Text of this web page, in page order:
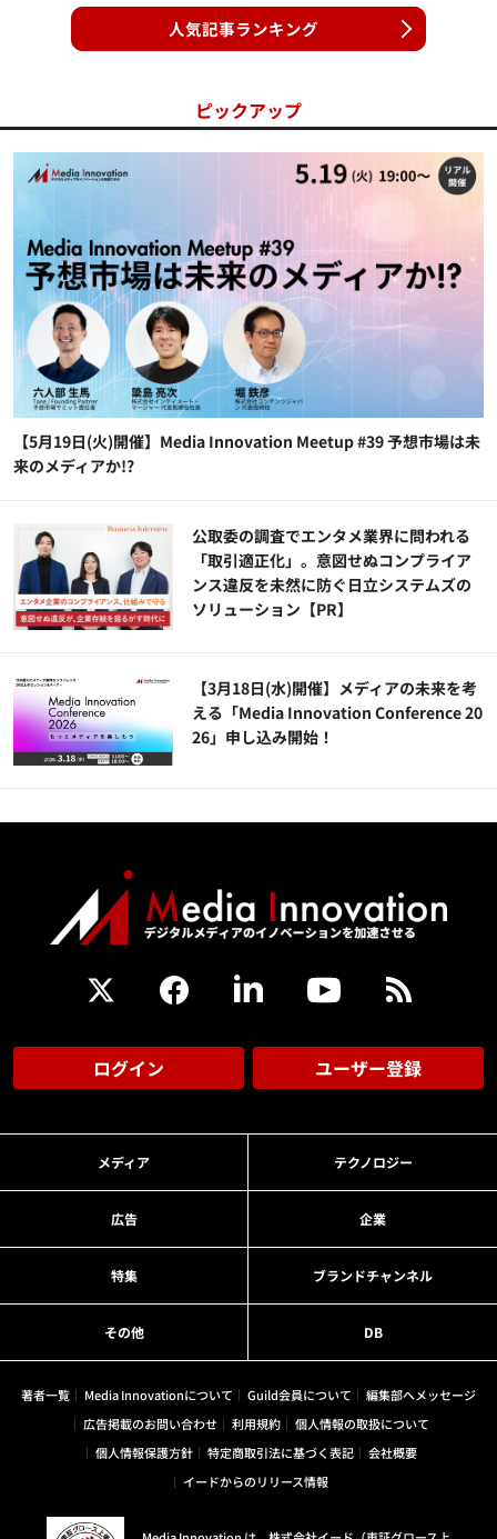
人気記事ランキング
ピックアップ
【5月19日(火)開催】Media Innovation Meetup #39 予想市場は未
来のメディアか!?
公​​取委の調査でエンタメ業界に問われる
「取引適正化」。意図せぬコンプライア
ンス違反を未然に防ぐ日立システムズの
ソリューション​【PR】
【3月18日(水)開催】メディアの未来を考
える「Media Innovation Conference 20
26」申し込み開始！
ログイン ユーザー登録
メディア テクノロジー
広告 企業
特集 ブランドチャンネル
その他 DB
著者一覧 Media Innovationについて Guild会員について
編集部へメッセージ
広告掲載のお問い合わせ
利用規約
個人情報の取扱について
個人情報保護方針
特定商取引法に基づく表記
会社概要
イードからのリリース情報